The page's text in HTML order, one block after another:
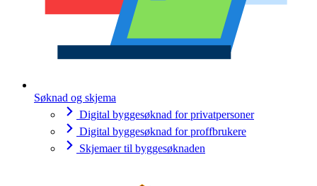
Søknad og skjema
Digital byggesøknad for privatpersoner
Digital byggesøknad for proffbrukere
Skjemaer til byggesøknaden